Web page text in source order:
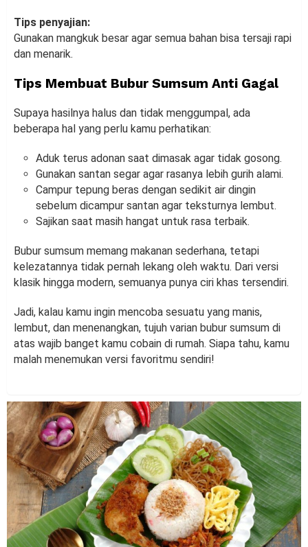
Tips penyajian:
Gunakan mangkuk besar agar semua bahan bisa tersaji rapi
dan menarik.
Tips Membuat Bubur Sumsum Anti Gagal
Supaya hasilnya halus dan tidak menggumpal, ada
beberapa hal yang perlu kamu perhatikan:
Aduk terus adonan saat dimasak agar tidak gosong.
Gunakan santan segar agar rasanya lebih gurih alami.
Campur tepung beras dengan sedikit air dingin
sebelum dicampur santan agar teksturnya lembut.
Sajikan saat masih hangat untuk rasa terbaik.
Bubur sumsum memang makanan sederhana, tetapi
kelezatannya tidak pernah lekang oleh waktu. Dari versi
klasik hingga modern, semuanya punya ciri khas tersendiri.
Jadi, kalau kamu ingin mencoba sesuatu yang manis,
lembut, dan menenangkan, tujuh varian bubur sumsum di
atas wajib banget kamu cobain di rumah. Siapa tahu, kamu
malah menemukan versi favoritmu sendiri!